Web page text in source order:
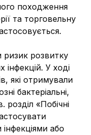
походження
та торговельну
ризик розвитку
інфекцій. У ході
які отримували
бактеріальні,
розділ «Побічні
або